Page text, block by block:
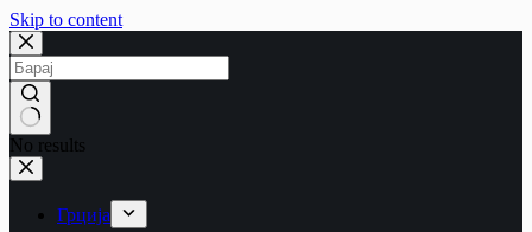
Skip to content
No results
Грција